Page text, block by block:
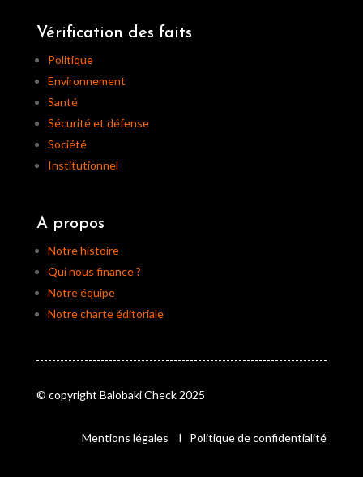
Vérification des faits
Politique
Environnement
Santé
Sécurité et défense
Société
Institutionnel
A propos
Notre histoire
Qui nous finance ?
Notre équipe
Notre charte éditoriale
© copyright Balobaki Check 2025
Mentions légales I Politique de confidentialité